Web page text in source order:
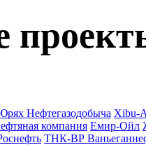
Нефтегазодобыча Xibu-
компания Емир-Ойл
ТНК-ВР